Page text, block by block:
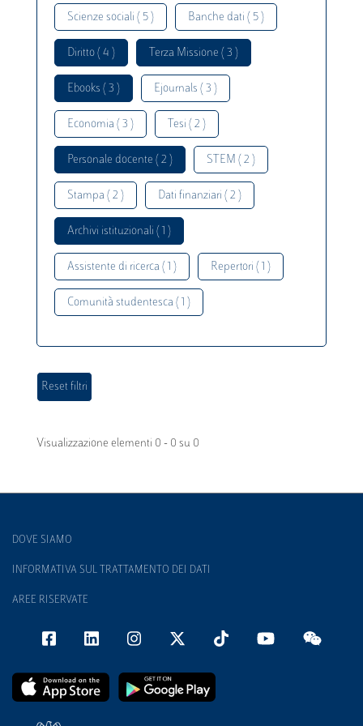
Scienze sociali ( 5 ) Banche dati ( 5 )
Diritto ( 4 ) Terza Missione ( 3 )
Ebooks ( 3 ) Ejournals ( 3 )
Economia ( 3 ) Tesi ( 2 )
Personale docente ( 2 ) STEM ( 2 )
Stampa ( 2 ) Dati finanziari ( 2 )
Archivi istituzionali ( 1 )
Assistente di ricerca ( 1 ) Repertori ( 1 )
Comunità studentesca ( 1 )
Visualizzazione elementi 0 - 0 su 0
DOVE SIAMO
INFORMATIVA SUL TRATTAMENTO DEI DATI
AREE RISERVATE